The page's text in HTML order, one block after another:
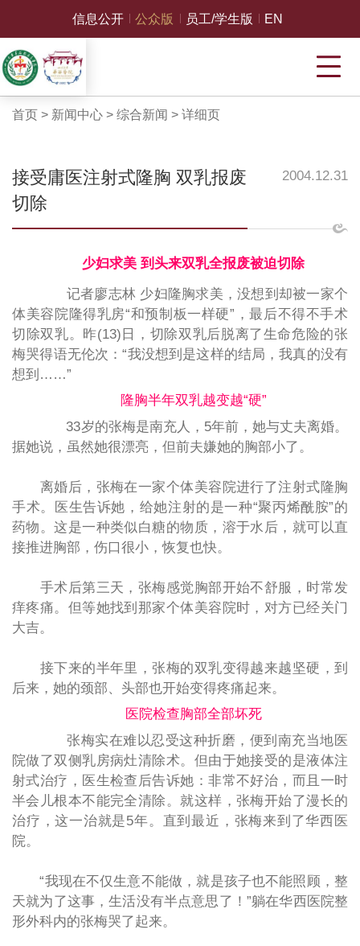
信息公开 公众版 员工/学生版 EN
首页 > 新闻中心> 综合新闻 > 详细页
接受庸医注射式隆胸 双乳报废
切除
2004.12.31
少妇求美 到头来双乳全报废被迫切除
记者廖志林 少妇隆胸求美，没想到却被一家个
体美容院隆得乳房“和预制板一样硬”，最后不得不手术
切除双乳。昨(13)日，切除双乳后脱离了生命危险的张
梅哭得语无伦次：“我没想到是这样的结局，我真的没有
想到……”
隆胸半年双乳越变越“硬”
33岁的张梅是南充人，5年前，她与丈夫离婚。
据她说，虽然她很漂亮，但前夫嫌她的胸部小了。
离婚后，张梅在一家个体美容院进行了注射式隆胸
手术。医生告诉她，给她注射的是一种“聚丙烯酰胺”的
药物。这是一种类似白糖的物质，溶于水后，就可以直
接推进胸部，伤口很小，恢复也快。
手术后第三天，张梅感觉胸部开始不舒服，时常发
痒疼痛。但等她找到那家个体美容院时，对方已经关门
大吉。
接下来的半年里，张梅的双乳变得越来越坚硬，到
后来，她的颈部、头部也开始变得疼痛起来。
医院检查胸部全部坏死
张梅实在难以忍受这种折磨，便到南充当地医
院做了双侧乳房病灶清除术。但由于她接受的是液体注
射式治疗，医生检查后告诉她：非常不好治，而且一时
半会儿根本不能完全清除。就这样，张梅开始了漫长的
治疗，这一治就是5年。直到最近，张梅来到了华西医
院。
“我现在不仅生意不能做，就是孩子也不能照顾，整
天就为了这事，生活没有半点意思了！”躺在华西医院整
形外科内的张梅哭了起来。